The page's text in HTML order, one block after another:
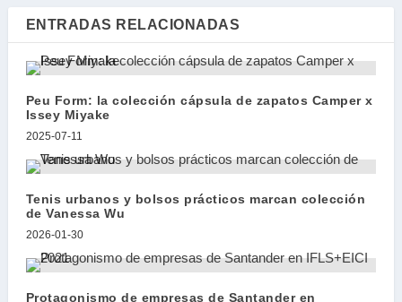
ENTRADAS RELACIONADAS
Peu Form: la colección cápsula de zapatos Camper x
Issey Miyake
2025-07-11
Tenis urbanos y bolsos prácticos marcan colección
de Vanessa Wu
2026-01-30
Protagonismo de empresas de Santander en